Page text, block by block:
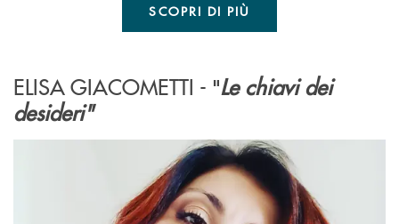
SCOPRI DI PIÙ
ELISA GIACOMETTI - "Le chiavi dei
desideri"